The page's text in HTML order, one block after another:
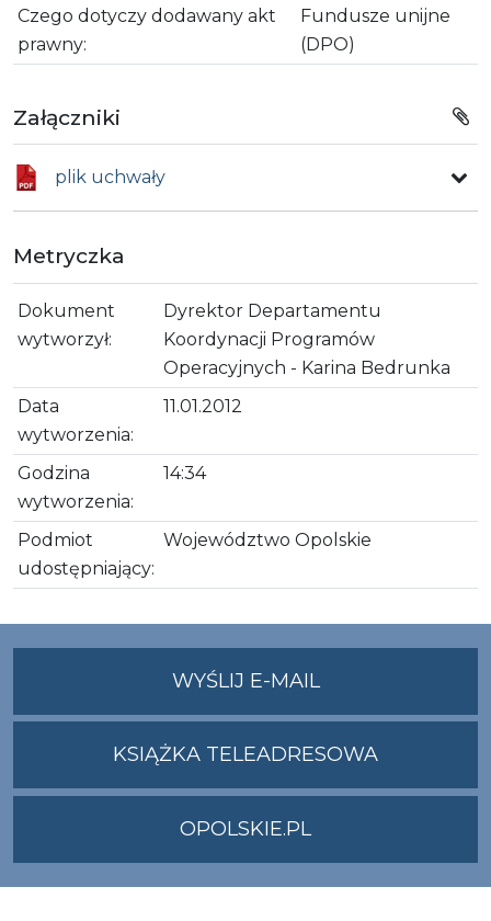
Czego dotyczy dodawany akt
prawny:
Fundusze unijne
(DPO)
Załączniki
plik uchwały
Metryczka
Dokument
wytworzył:
Dyrektor Departamentu
Koordynacji Programów
Operacyjnych - Karina Bedrunka
Data
wytworzenia:
11.01.2012
Godzina
wytworzenia:
14:34
Podmiot
udostępniający:
Województwo Opolskie
WYŚLIJ E-MAILNA
ADRES
KSIĄŻKA TELEADRESOWA
OPOLSKIE.PL